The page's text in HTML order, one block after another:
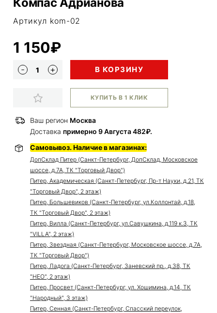
Артикул kom-02
1 150₽
В КОРЗИНУ
КУПИТЬ В 1 КЛИК
Ваш регион Москва
Доставка примерно 9 Августа 482₽.
Самовывоз. Наличие в магазинах:
ДопСклад Питер (Санкт-Петербург, ДопСклад, Московское
шоссе, д.7А, ТК "Торговый Двор")
Питер, Академическая (Санкт-Петербург, Пр-т Науки, д.21, ТК
"Торговый Двор", 2 этаж)
Питер, Большевиков (Санкт-Петербург, ул.Коллонтай, д.18,
ТК "Торговый Двор", 2 этаж)
Питер, Вилла (Санкт-Петербург, ул.Савушкина, д.119 к.3, ТК
"VILLA", 2 этаж)
Питер, Звездная (Санкт-Петербург, Московское шоссе, д.7А,
ТК "Торговый Двор")
Питер, Ладога (Санкт-Петербург, Заневский пр., д.38, ТК
"НЕО", 2 этаж)
Питер, Просвет (Санкт-Петербург, ул. Хошимина, д.14, ТК
"Народный", 3 этаж)
Питер, Сенная (Санкт-Петербург, Спасский переулок,